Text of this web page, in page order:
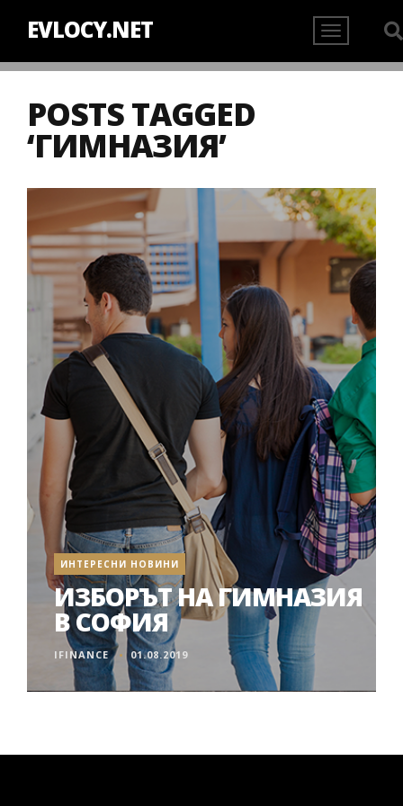
EVLOCY.NET
POSTS TAGGED
‘ГИМНАЗИЯ’
ИНТЕРЕСНИ НОВИНИ
ИЗБОРЪТ НА ГИМНАЗИЯ
В СОФИЯ
IFINANCE 01.08.2019